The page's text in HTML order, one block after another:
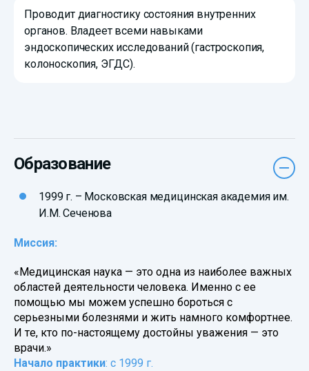
Проводит диагностику состояния внутренних
органов. Владеет всеми навыками
эндоскопических исследований (гастроскопия,
колоноскопия, ЭГДС).
Образование
1999 г. – Московская медицинская академия им.
И.М. Сеченова
Миссия:
«Медицинская наука — это одна из наиболее важных
областей деятельности человека. Именно с ее
помощью мы можем успешно бороться с
серьезными болезнями и жить намного комфортнее.
И те, кто по-настоящему достойны уважения — это
врачи.»
Начало практики: с 1999 г.